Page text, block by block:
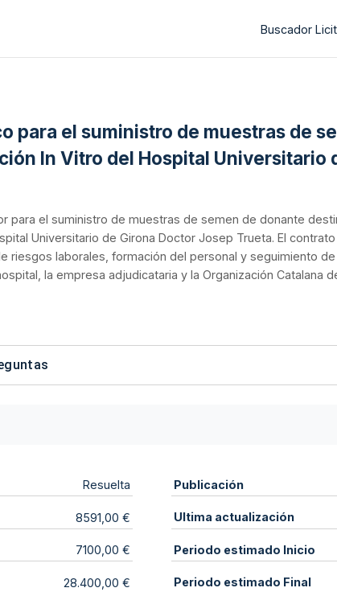
Buscador
para el suministro de muestras de
In Vitro del Hospital Universitario
para el suministro de muestras de semen de donante
Universitario de Girona Doctor Josep Trueta. El
riesgos laborales, formación del personal y seguimiento
la empresa adjudicataria y la Organización Catalana
Resuelta
8591,00 €
7100,00 €
28.400,00 €
Publicación
Ultima actualización
Periodo estimado Inicio
Periodo estimado Final